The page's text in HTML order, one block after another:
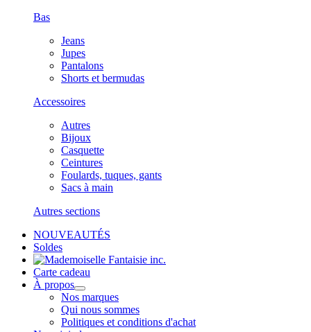
Bas
Jeans
Jupes
Pantalons
Shorts et bermudas
Accessoires
Autres
Bijoux
Casquette
Ceintures
Foulards, tuques, gants
Sacs à main
Autres sections
NOUVEAUTÉS
Soldes
Carte cadeau
À propos
Nos marques
Qui nous sommes
Politiques et conditions d'achat